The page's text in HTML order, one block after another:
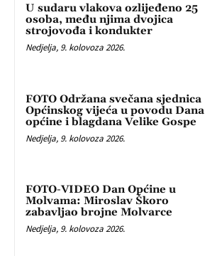
U sudaru vlakova ozlijeđeno 25
osoba, među njima dvojica
strojovođa i kondukter
Nedjelja, 9. kolovoza 2026.
FOTO Održana svečana sjednica
Općinskog vijeća u povodu Dana
općine i blagdana Velike Gospe
Nedjelja, 9. kolovoza 2026.
FOTO-VIDEO Dan Općine u
Molvama: Miroslav Škoro
zabavljao brojne Molvarce
Nedjelja, 9. kolovoza 2026.